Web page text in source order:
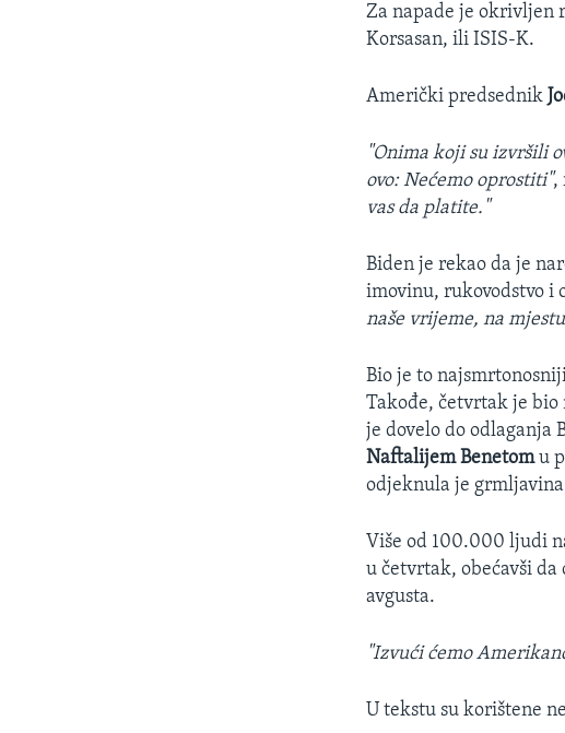
Za napade je okrivljen
Korsasan, ili ISIS-K.
Američki predsednik
"Onima koji su izvršili
ovo: Nećemo oprostiti",
vas da platite."
Biden je rekao da je
imovinu, rukovodstvo i
naše vrijeme, na
Bio je to
Takođe, četvrtak je bio
je dovelo do odlaganja
Naftalijem Benetomu
odjeknula je
Više od 100.000 ljudi
u četvrtak, obećavši da
avgusta.
"Izvući ćemo
U tekstu su korištene